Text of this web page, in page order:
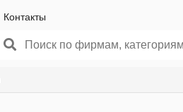
Контакты